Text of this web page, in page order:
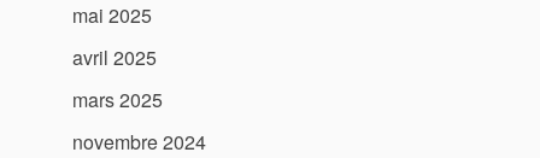
mai 2025
avril 2025
mars 2025
novembre 2024